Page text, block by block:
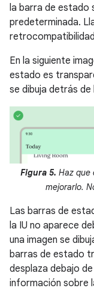
la barra de
predeterminada.
En la siguiente
estado es
se dibuja detrás
Figura 5. Haz que
mejorarlo.
Las barras de
la IU no aparece
una imagen se
barras de estado
desplaza debajo
información sobre